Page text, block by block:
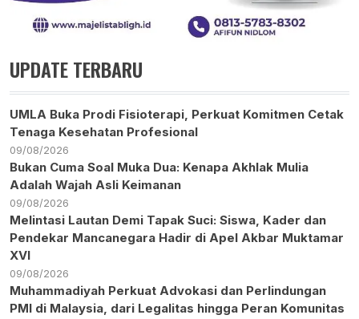
UPDATE TERBARU
UMLA Buka Prodi Fisioterapi, Perkuat Komitmen Cetak
Tenaga Kesehatan Profesional
09/08/2026
Bukan Cuma Soal Muka Dua: Kenapa Akhlak Mulia
Adalah Wajah Asli Keimanan
09/08/2026
Melintasi Lautan Demi Tapak Suci: Siswa, Kader dan
Pendekar Mancanegara Hadir di Apel Akbar Muktamar
XVI
09/08/2026
Muhammadiyah Perkuat Advokasi dan Perlindungan
PMI di Malaysia, dari Legalitas hingga Peran Komunitas